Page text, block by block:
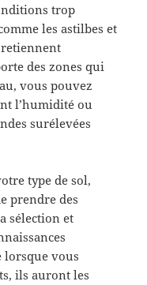
trop
les astilbes et
des zones qui
vous pouvez
l’humidité ou
surélevées
type de sol,
prendre des
sélection et
lorsque vous
ils auront les